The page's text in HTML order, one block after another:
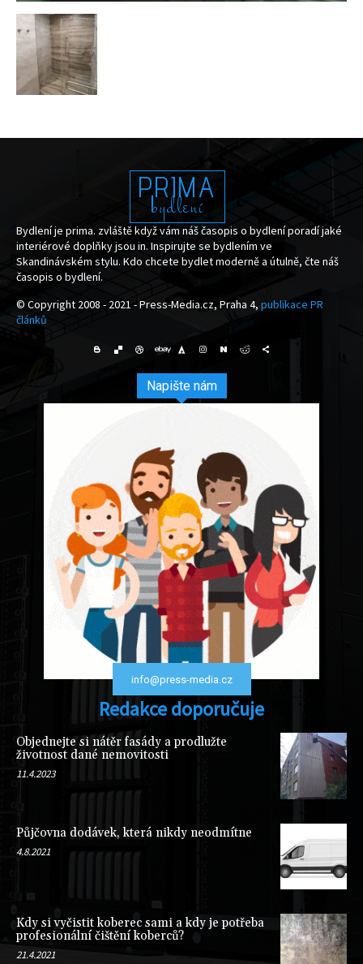
PRIMA
bydlení
Bydlení je prima. zvláště když vám náš časopis o bydlení poradí jaké
interiérové doplňky jsou in. Inspirujte se bydlením ve
Skandinávském stylu. Kdo chcete bydlet moderně a útulně, čte náš
časopis o bydlení.
© Copyright 2008 - 2021 - Press-Media.cz, Praha 4, publikace PR
článků
Napište nám
info@press-media.cz
Redakce doporučuje
Objednejte si nátěr fasády a prodlužte
životnost dané nemovitosti
11.4.2023
Půjčovna dodávek, která nikdy neodmítne
4.8.2021
Kdy si vyčistit koberec sami a kdy je potřeba
profesionální čištění koberců?
21.4.2021